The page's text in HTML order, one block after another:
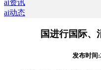
ai资讯
ai动态
国进行国际、
发布时间